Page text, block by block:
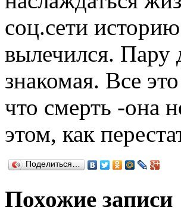
соц.сети
вылечился. Пару
знакомая. Все
что смерть -она
этом, как
Поделиться…
Похожие записи